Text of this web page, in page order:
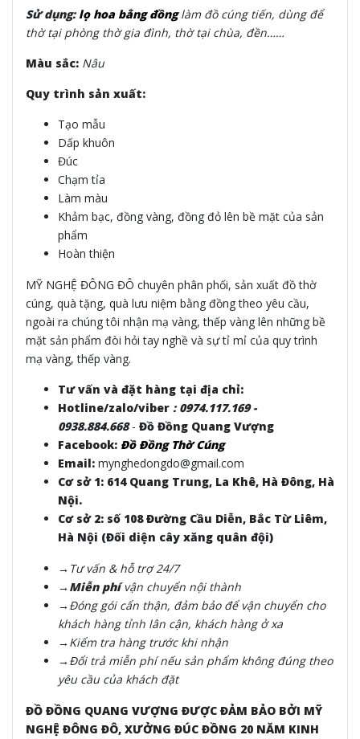
Sử dụng: lọ hoa bằng đồng làm đồ cúng tiến, dùng để
thờ tại phòng thờ gia đình, thờ tại chùa, đền……
Màu sắc: Nâu
Quy trình sản xuất:
Tạo mẫu
Dấp khuôn
Đúc
Chạm tỉa
Làm màu
Khảm bạc, đồng vàng, đồng đỏ lên bề mặt của sản
phẩm
Hoàn thiện
MỸ NGHỆ ĐÔNG ĐÔ chuyên phân phối, sản xuất đồ thờ
cúng, quà tặng, quà lưu niệm bằng đồng theo yêu cầu,
ngoài ra chúng tôi nhận mạ vàng, thếp vàng lên những bề
mặt sản phẩm đòi hỏi tay nghề và sự tỉ mỉ của quy trình
mạ vàng, thếp vàng.
Tư vấn và đặt hàng tại địa chỉ:
Hotline/zalo/viber : 0974.117.169 -
0938.884.668 - Đồ Đồng Quang Vượng
Facebook: Đồ Đồng Thờ Cúng
Email: mynghedongdo@gmail.com
Cơ sở 1: 614 Quang Trung, La Khê, Hà Đông, Hà
Nội.
Cơ sở 2: số 108 Đường Cầu Diễn, Bắc Từ Liêm,
Hà Nội (Đối diện cây xăng quân đội)
→Tư vấn & hỗ trợ 24/7
→Miễn phívận chuyển nội thành
→Đóng gói cẩn thận, đảm bảo để vận chuyển cho
khách hàng tỉnh lân cận, khách hàng ở xa
→Kiểm tra hàng trước khi nhận
→Đổi trả miễn phí nếu sản phẩm không đúng theo
yêu cầu của khách đặt
ĐỒ ĐỒNG QUANG VƯỢNG ĐƯỢC ĐẢM BẢO BỞI MỸ
NGHỆ ĐÔNG ĐÔ, XƯỞNG ĐÚC ĐỒNG 20 NĂM KINH